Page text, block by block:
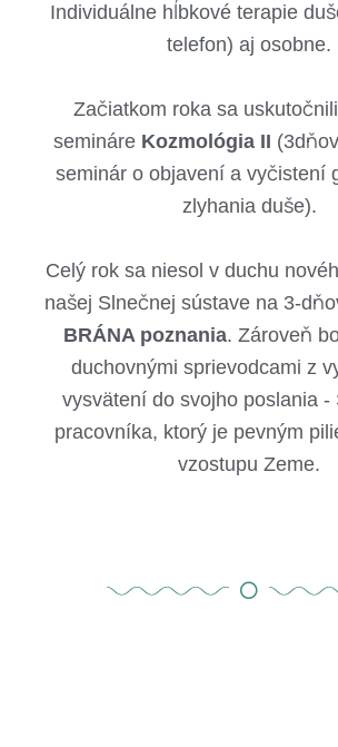
Individuálne hĺbkové terapie
telefon) aj osobne.
Začiatkom roka sa
semináre Kozmológia II
seminár o objavení a vyčistení
zlyhania duše).
Celý rok sa niesol v duchu
našej Slnečnej sústave na 3-
BRÁNA poznania. Zároveň
duchovnými sprievodcami z
vysvätení do svojho poslania -
pracovníka, ktorý je pevným
vzostupu Zeme.